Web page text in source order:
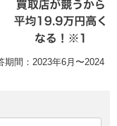
間：2023年6月〜2024